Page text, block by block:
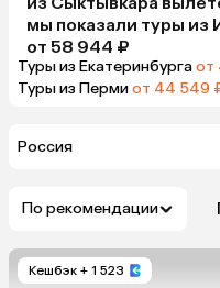
мы показали туры из
от 58 944 ₽
Туры из Екатеринбургаот
Туры из Пермиот 44 549
Россия
По рекомендации
Кешбэк + 1 523